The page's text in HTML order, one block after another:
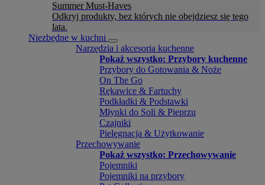
Summer Must-Haves
Odkryj produkty, bez których nie obejdziesz się tego
lata.
Niezbędne w kuchni
Narzędzia i akcesoria kuchenne
Pokaż wszystko: Przybory kuchenne
Przybory do Gotowania & Noże
On The Go
Rękawice & Fartuchy
Podkładki & Podstawki
Młynki do Soli & Pieprzu
Czajniki
Pielęgnacja & Użytkowanie
Przechowywanie
Pokaż wszystko: Przechowywanie
Pojemniki
Pojemniki na przybory